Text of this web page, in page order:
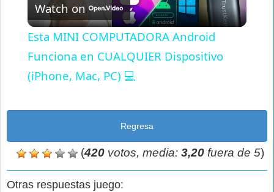
Video
Watch on
Esta MINI COMPUTADORA Android
Funciona en CUALQUIER Dispositivo
(iPhone, Mac, PC) 💻
Regresa
(420 votos, media: 3,20 fuera de 5)
Otras respuestas juego: